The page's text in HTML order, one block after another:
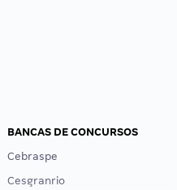
BANCAS DE CONCURSOS
Cebraspe
Cesgranrio